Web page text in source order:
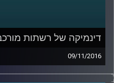
דינמיקה של רשתות
09/11/2016
האינטרנט לא המציא